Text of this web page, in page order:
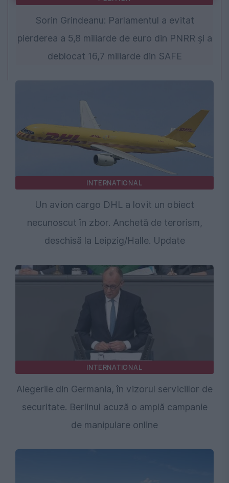
Sorin Grindeanu: Parlamentul a evitat
pierderea a 5,8 miliarde de euro din PNRR și a
deblocat 16,7 miliarde din SAFE
INTERNATIONAL
Un avion cargo DHL a lovit un obiect
necunoscut în zbor. Anchetă de terorism,
deschisă la Leipzig/Halle. Update
INTERNATIONAL
Alegerile din Germania, în vizorul serviciilor de
securitate. Berlinul acuză o amplă campanie
de manipulare online